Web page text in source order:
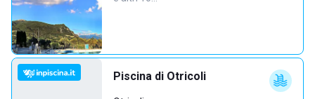
Piscina di Otricoli